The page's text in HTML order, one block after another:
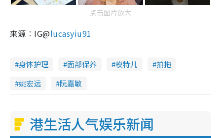
点击图片放大
来源︰IG@lucasyiu91
身体护理 面部保养 模特儿
拍拖
姚宏远
阮嘉敏
港生活人气娱乐新闻